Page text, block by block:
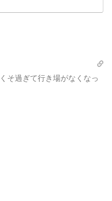
そ過ぎて行き場がなくなっ